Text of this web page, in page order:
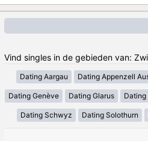
Vind singles in de gebieden van:
Dating Aargau Dating Appenzell
Dating Genève Dating Glarus Dating
Dating Schwyz Dating Solothurn